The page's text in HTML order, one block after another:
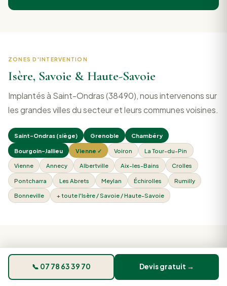
📞 07 78 63 39 70 Devis gratuit →
ZONES D'INTERVENTION
Isère, Savoie & Haute-Savoie
Implantés à Saint-Ondras (38490), nous intervenons sur
les grandes villes du secteur et leurs communes voisines.
Saint-Ondras (siège) Grenoble Chambéry
Bourgoin-Jallieu Vienne ✓ Voiron La Tour-du-Pin
Vienne Annecy Albertville Aix-les-Bains Crolles
Pontcharra Les Abrets Meylan Échirolles Rumilly
Bonneville + toute l'Isère / Savoie / Haute-Savoie
Ce que disent nos 270 clients